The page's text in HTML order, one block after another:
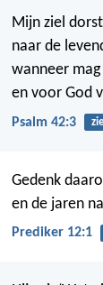
Mijn ziel
naar de
wanneer
en voor God
Psalm 42:3
Gedenk
en de jaren
Prediker 12:1